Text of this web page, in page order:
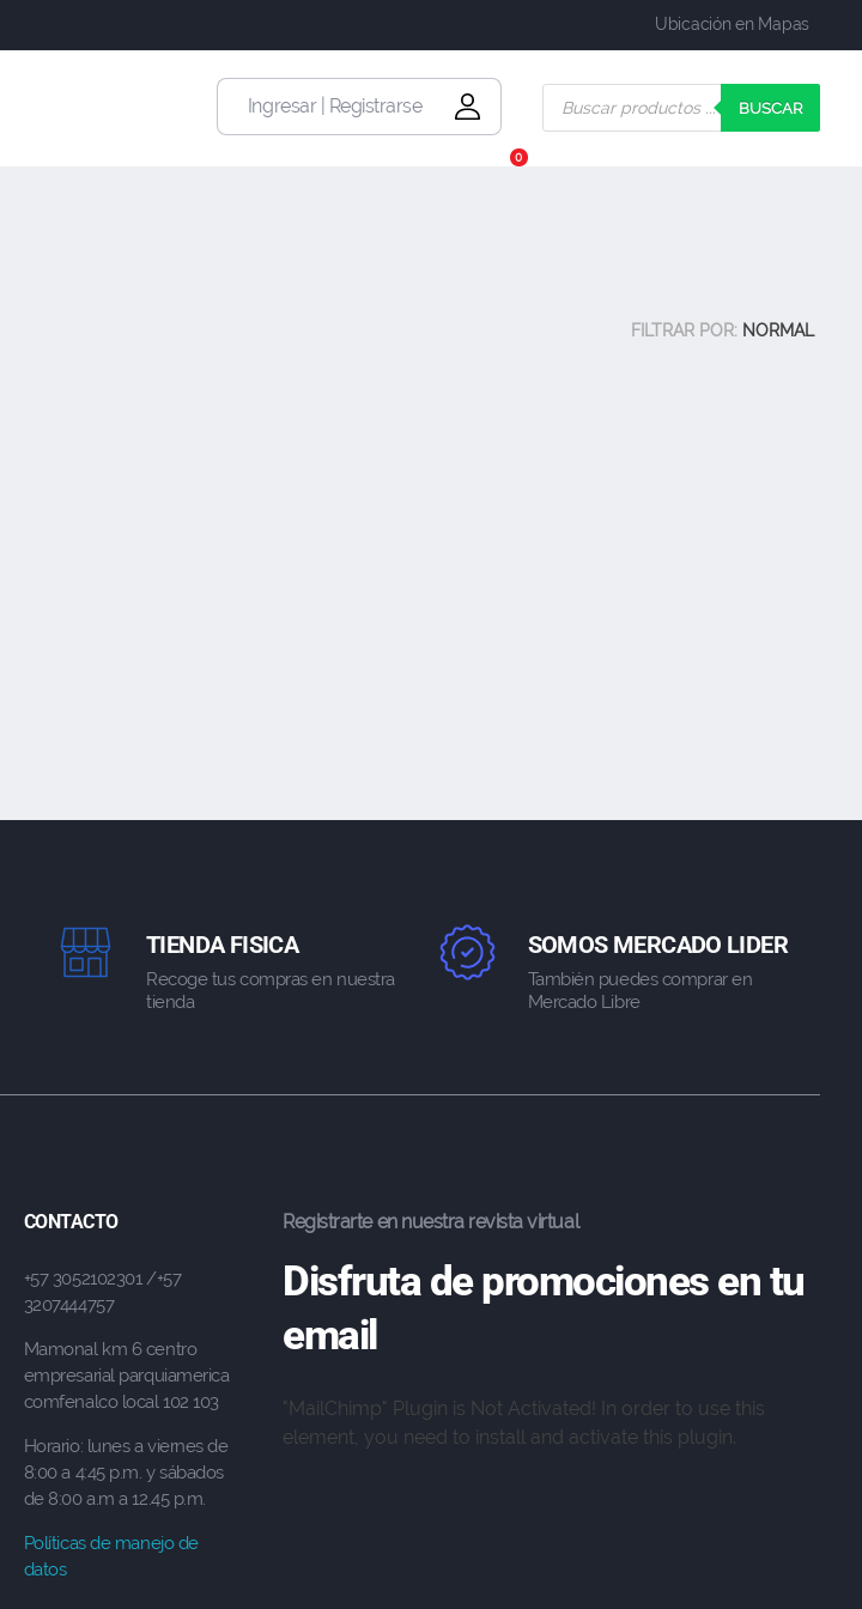
Ubicación en Mapas
Ingresar | Registrarse
0
BUSCAR
FILTRAR POR: NORMAL
TIENDA FISICA
Recoge tus compras en nuestra
tienda
SOMOS MERCADO LIDER
También puedes comprar en
Mercado Libre
CONTACTO
+57 3052102301 /+57
3207444757
Mamonal km 6 centro
empresarial parquiamerica
comfenalco local 102 103
Horario: lunes a viernes de
8:00 a 4:45 p.m. y sábados
de 8:00 a.m a 12.45 p.m.
Políticas de manejo de
datos
Registrarte en nuestra revista virtual
Disfruta de promociones en tu
email
"MailChimp" Plugin is Not Activated!
In order to use this
element, you need to install and activate this plugin.